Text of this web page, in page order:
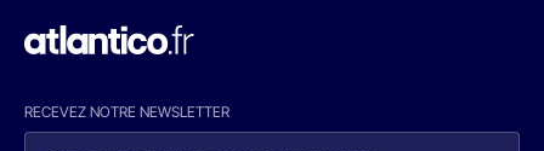
RECEVEZ NOTRE NEWSLETTER